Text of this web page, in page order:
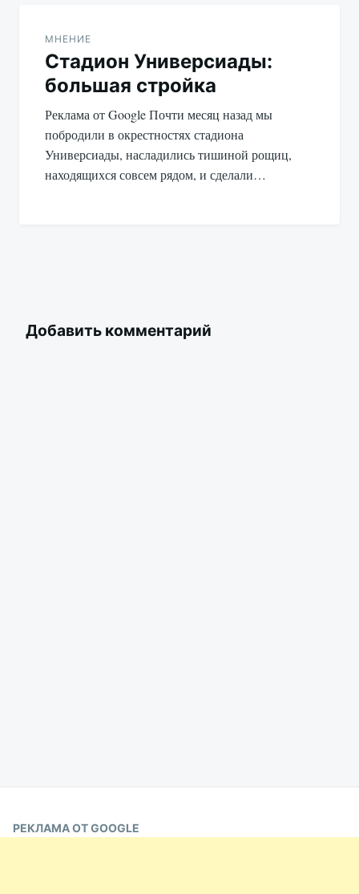
МНЕНИЕ
Стадион Универсиады:
большая стройка
Реклама от Google Почти месяц назад мы
побродили в окрестностях стадиона
Универсиады, насладились тишиной рощиц,
находящихся совсем рядом, и сделали…
Добавить комментарий
РЕКЛАМА ОТ GOOGLE